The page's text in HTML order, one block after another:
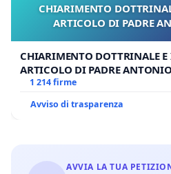
CHIARIMENTO
ARTICOLO DI PADRE
CHIARIMENTO DOTTRINALE E
ARTICOLO DI PADRE
1 214 firme
Avviso di trasparenza
AVVIA LA TUA